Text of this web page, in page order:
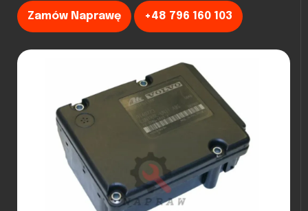
Zamów Naprawę +48 796 160 103